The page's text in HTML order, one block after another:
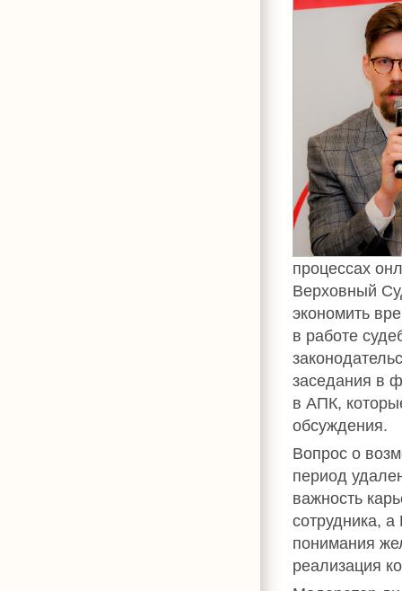
процессах
Верховный
экономить
в работе
заседания в
в АПК,
обсуждения.
Вопрос о
период
важность
сотрудника,
понимания
реализация